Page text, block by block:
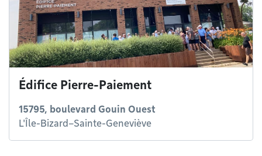
Édifice Pierre-Paiement
15795, boulevard Gouin Ouest
L'Île-Bizard–Sainte-Geneviève